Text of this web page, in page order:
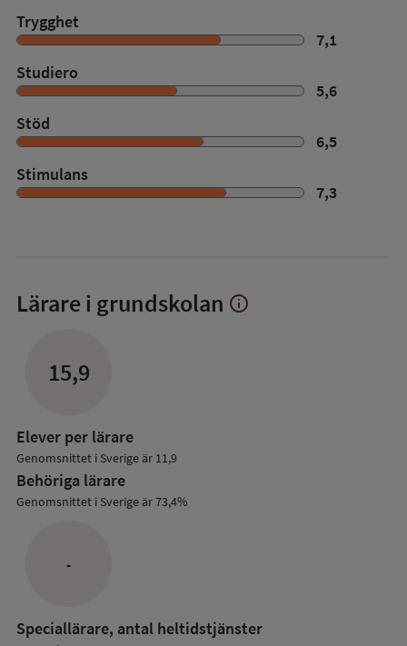
Trygghet
7,1
Studiero
5,6
Stöd
6,5
Stimulans
7,3
Lärare i grundskolan Visa
info
15,9
Elever per lärare
Genomsnittet i Sverige är 11,9
Behöriga lärare
Genomsnittet i Sverige är 73,4%
-
Speciallärare, antal heltidstjänster